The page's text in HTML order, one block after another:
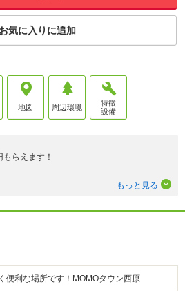
お気に入りに追加
地図 周辺環境
特徴
設備
らえます！
平屋ならではの暮らしやすさを体感。
で、これからの住まいの魅力をご覧いただ
もっと見る
便利な場所です！MOMOタウン西原